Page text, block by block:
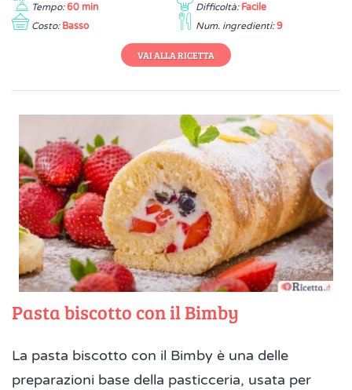
Tempo: 60 min Difficoltà: Facile
Costo: Basso Num. ingredienti: 9
VAI ALLA RICETTA
Pasta biscotto con il Bimby
La pasta biscotto con il Bimby è una delle
preparazioni base della pasticceria, usata per